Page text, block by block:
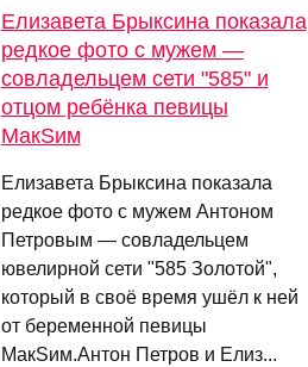
Елизавета Брыксина показала
редкое фото с мужем —
совладельцем сети "585" и
отцом ребёнка певицы
МакSим
Елизавета Брыксина показала
редкое фото с мужем Антоном
Петровым — совладельцем
ювелирной сети "585 Золотой",
который в своё время ушёл к ней
от беременной певицы
МакSим.Антон Петров и Елиз...